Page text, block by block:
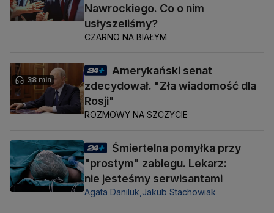
Nawrockiego. Co o nim
usłyszeliśmy?
CZARNO NA BIAŁYM
38 min
Amerykański senat
zdecydował. "Zła wiadomość dla
Rosji"
ROZMOWY NA SZCZYCIE
Śmiertelna pomyłka przy
"prostym" zabiegu. Lekarz:
nie jesteśmy serwisantami
Agata Daniluk, Jakub Stachowiak